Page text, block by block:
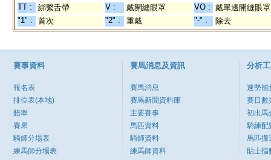
TT : 綁繫舌帶 V : 戴開縫眼罩 VO : 戴單邊開縫眼罩
"1" :
首次 "2" : 重戴 "-" : 除去
賽事資料
報名表
排位表(本地)
賠率
賽果
騎師分場表
練馬師分場表
賽馬消息及資訊
賽馬消息
賽馬新聞資料庫
主要賽事
馬匹資料
騎師資料
練馬師資料
分析
速勢能
賽日數
初出馬
騎練配
馬匹搬
貼士指